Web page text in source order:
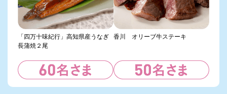
「四万十味紀行」高知県産うなぎ
長蒲焼２尾
香川 オリーブ牛ステーキ